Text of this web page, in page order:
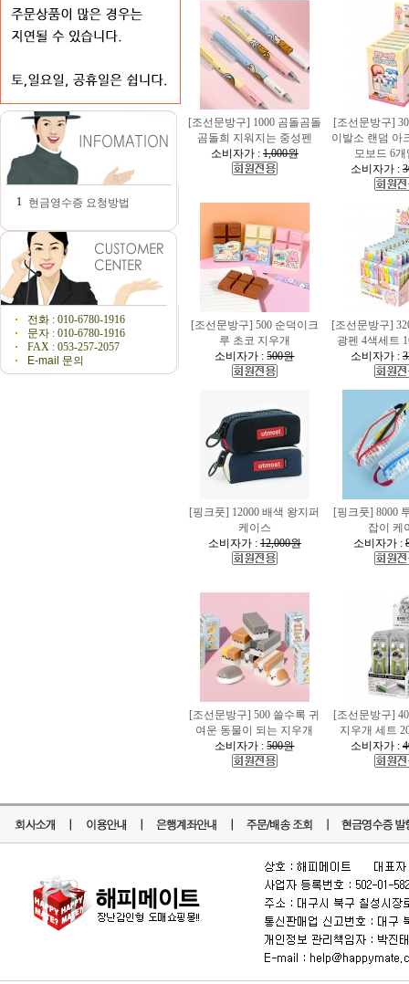
1 현금영수증 요청방법
전화 : 010-6780-1916
문자 : 010-6780-1916
FAX : 053-257-2057
E-mail 문의
[조선문방구] 1000 곰돌곰돌
곰돌희 지워지는 중성펜
소비자가 : 1,000원
[조선문방구]
이발소 랜덤 아
모보드 6
소비자가 :
[조선문방구] 500 순덕이크
루 초코 지우개
소비자가 :500원
[조선문방구]
광펜 4색세트
소비자가 :
[핑크풋] 12000 배색 왕지퍼
케이스
소비자가 : 12,000원
[핑크풋] 8000
잡이 케
소비자가 :
[조선문방구] 500 쓸수록 귀
여운 동물이 되는 지우개
소비자가 :500원
[조선문방구]
지우개 세트
소비자가 :